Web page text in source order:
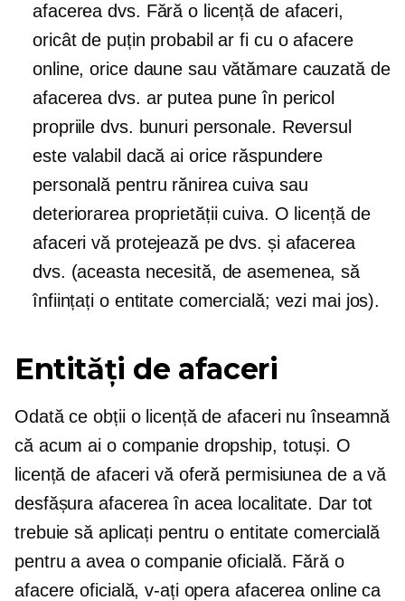
afacerea dvs. Fără o licență de afaceri,
oricât de puțin probabil ar fi cu o afacere
online, orice daune sau vătămare cauzată de
afacerea dvs. ar putea pune în pericol
propriile dvs. bunuri personale. Reversul
este valabil dacă ai orice răspundere
personală pentru rănirea cuiva sau
deteriorarea proprietății cuiva. O licență de
afaceri vă protejează pe dvs. și afacerea
dvs. (aceasta necesită, de asemenea, să
înființați o entitate comercială; vezi mai jos).
Entități de afaceri
Odată ce obții o licență de afaceri nu înseamnă
că acum ai o companie dropship, totuși. O
licență de afaceri vă oferă permisiunea de a vă
desfășura afacerea în acea localitate. Dar tot
trebuie să aplicați pentru o entitate comercială
pentru a avea o companie oficială. Fără o
afacere oficială, v-ați opera afacerea online ca